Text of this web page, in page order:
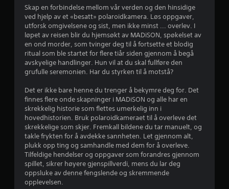
r
i
n
4
.
4
3
s
Skap en forbindelse mellom vår verden og den hinsidige
ved hjelp av et «besatt» polaroidkamera. Løs oppgaver,
utforsk omgivelsene og sist, men ikke minst ... overlev. I
løpet av reisen blir du hjemsøkt av MADiSON, spøkelset av
en ond morder, som tvinger deg til å fortsette et blodig
ritual som ble startet for flere tiår siden gjennom å begå
avskyelige handlinger. Hun vil at du skal fullføre den
grufulle seremonien. Har du styrken til å motstå?
Det er ikke bare henne du trenger å bekymre deg for. Det
finnes flere onde skapninger i MADiSON og alle har en
skrekkelig historie som flettes umerkelig inn i
hovedhistorien. Bruk polaroidkameraet til å overleve det
skrekkelige som skjer. Fremkall bildene du tar manuelt, og
takle frykten for å avdekke sannheten. Let gjennom alt,
plukk opp ting og samhandle med dem for å overleve.
Tilfeldige hendelser og oppgaver som forandres gjennom
spillet, sikrer høyere gjenspillverdi, mens du lar deg
oppsluke av denne fengslende og skremmende
opplevelsen.